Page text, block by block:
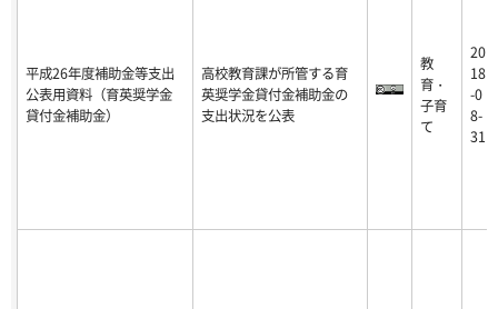
平成26年度補助金等支出
公表用資料（育英奨学金
貸付金補助金）
高校教育課が所管する育
英奨学金貸付金補助金の
支出状況を公表
教
育・
子育
て
20
18
-0
8-
31